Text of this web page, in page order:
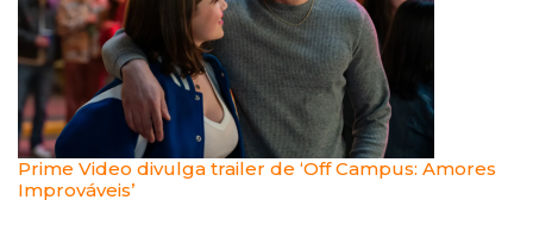
Prime Video divulga trailer de ‘Off Campus: Amores
Improváveis’